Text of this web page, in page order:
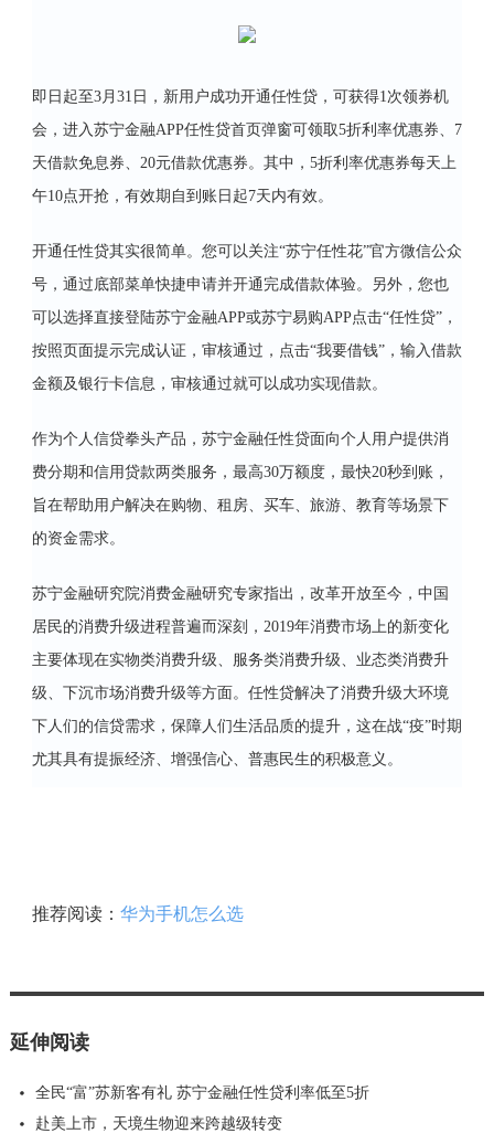
即日起至3月31日，新用户成功开通任性贷，可获得1次领券机
会，进入苏宁金融APP任性贷首页弹窗可领取5折利率优惠券、7
天借款免息券、20元借款优惠券。其中，5折利率优惠券每天上
午10点开抢，有效期自到账日起7天内有效。
开通任性贷其实很简单。您可以关注“苏宁任性花”官方微信公众
号，通过底部菜单快捷申请并开通完成借款体验。另外，您也
可以选择直接登陆苏宁金融APP或苏宁易购APP点击“任性贷”，
按照页面提示完成认证，审核通过，点击“我要借钱”，输入借款
金额及银行卡信息，审核通过就可以成功实现借款。
作为个人信贷拳头产品，苏宁金融任性贷面向个人用户提供消
费分期和信用贷款两类服务，最高30万额度，最快20秒到账，
旨在帮助用户解决在购物、租房、买车、旅游、教育等场景下
的资金需求。
苏宁金融研究院消费金融研究专家指出，改革开放至今，中国
居民的消费升级进程普遍而深刻，2019年消费市场上的新变化
主要体现在实物类消费升级、服务类消费升级、业态类消费升
级、下沉市场消费升级等方面。任性贷解决了消费升级大环境
下人们的信贷需求，保障人们生活品质的提升，这在战“疫”时期
尤其具有提振经济、增强信心、普惠民生的积极意义。
推荐阅读： 华为手机怎么选
延伸阅读
全民“富”苏新客有礼 苏宁金融任性贷利率低至5折
赴美上市，天境生物迎来跨越级转变